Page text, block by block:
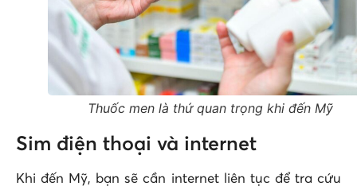
Thuốc men là thứ quan trọng khi đến Mỹ
Sim điện thoại và internet
Khi đến Mỹ, bạn sẽ cần internet liên tục để tra cứu